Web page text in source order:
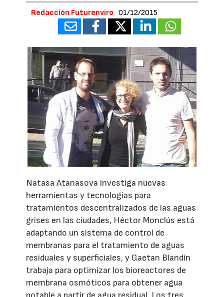
Redacción Futurenviro 01/12/2015
Natasa Atanasova investiga nuevas
herramientas y tecnologías para
tratamientos descentralizados de las aguas
grises en las ciudades, Héctor Monclús está
adaptando un sistema de control de
membranas para el tratamiento de aguas
residuales y superficiales, y Gaetan Blandin
trabaja para optimizar los bioreactores de
membrana osmóticos para obtener agua